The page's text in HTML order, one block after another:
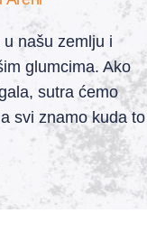
našu zemlju i
glumcima. Ako
sutra ćemo
svi znamo kuda to